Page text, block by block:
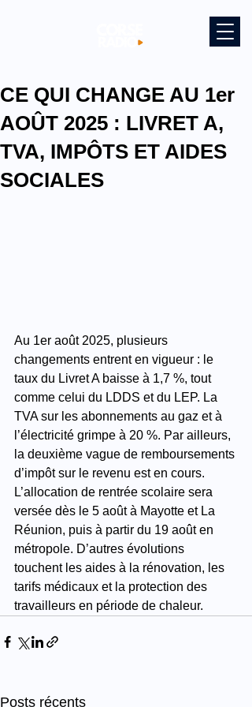
CE QUI CHANGE AU 1er
AOÛT 2025 : LIVRET A,
TVA, IMPÔTS ET AIDES
SOCIALES
Au 1er août 2025, plusieurs
changements entrent en vigueur : le
taux du Livret A baisse à 1,7 %, tout
comme celui du LDDS et du LEP. La
TVA sur les abonnements au gaz et à
l’électricité grimpe à 20 %. Par ailleurs,
la deuxième vague de remboursements
d’impôt sur le revenu est en cours.
L’allocation de rentrée scolaire sera
versée dès le 5 août à Mayotte et La
Réunion, puis à partir du 19 août en
métropole. D’autres évolutions
touchent les aides à la rénovation, les
tarifs médicaux et la protection des
travailleurs en période de chaleur.
Posts récents